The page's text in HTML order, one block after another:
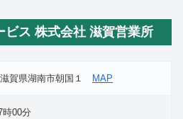
ビス 株式会社 滋賀営業所
賀県湖南市朝国１ MAP
時00分